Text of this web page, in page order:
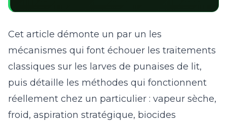
Cet article démonte un par un les
mécanismes qui font échouer les traitements
classiques sur les larves de punaises de lit,
puis détaille les méthodes qui fonctionnent
réellement chez un particulier : vapeur sèche,
froid, aspiration stratégique, biocides